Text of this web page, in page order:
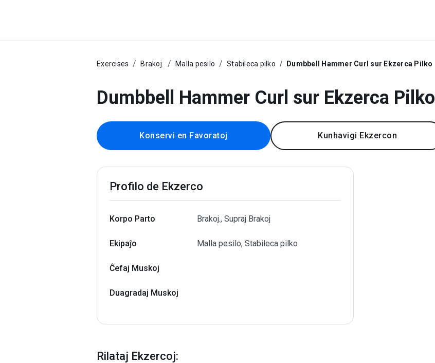
Exercises Brakoj. Malla pesilo Stabileca pilko Dumbbell Hammer Curl sur Ekzerca Pilko
Dumbbell Hammer Curl sur Ekzerca Pilko
Konservi en Favoratoj Kunhavigi Ekzercon
Profilo de Ekzerco
Korpo Parto Brakoj., Supraj Brakoj
Ekipaĵo Malla pesilo, Stabileca pilko
Ĉefaj Muskoj
Duagradaj Muskoj
Rilataj Ekzercoj: